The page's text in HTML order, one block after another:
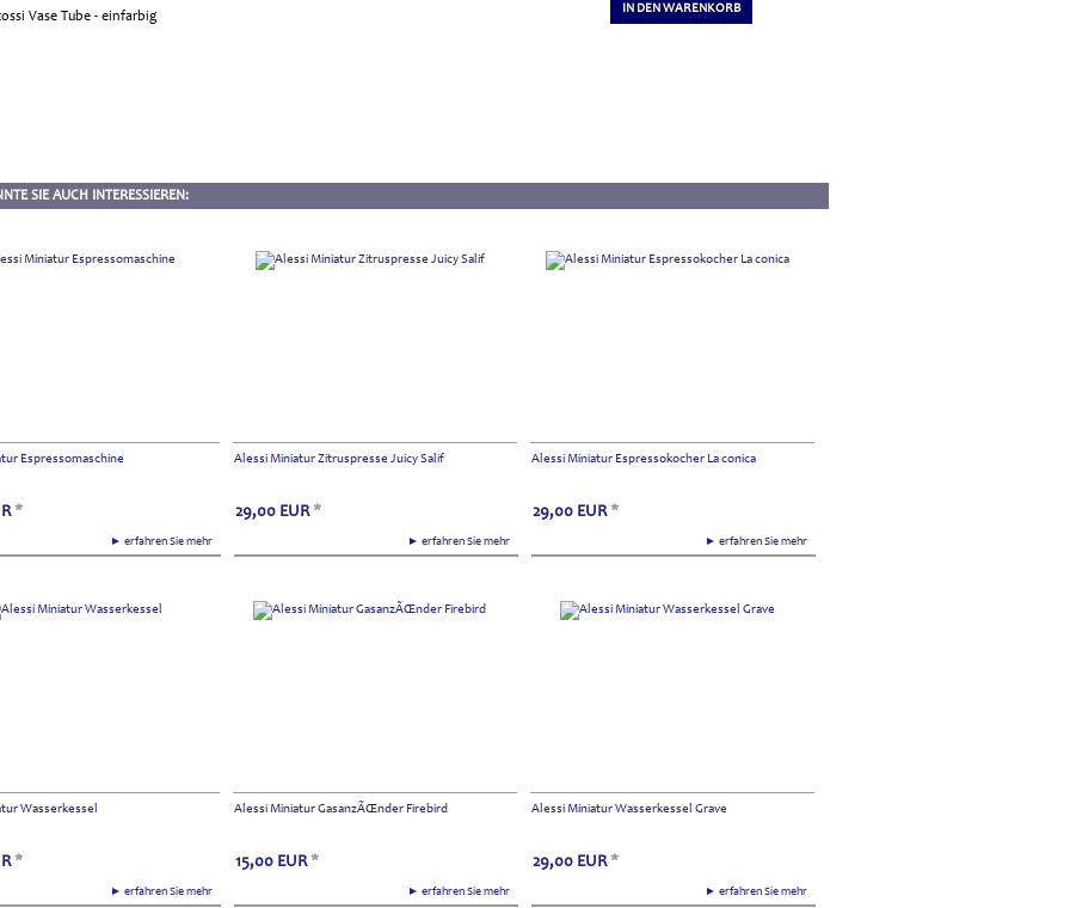
IN DEN WARENKORB
SIE AUCH INTERESSIEREN:
Espressomaschine
► erfahren Sie mehr
*
Alessi Miniatur Zitruspresse Juicy Salif
► erfahren Sie mehr
29,00 EUR *
Alessi Miniatur Espressokocher La conica
► erfahren Sie mehr
29,00 EUR *
Wasserkessel
► erfahren Sie mehr
*
Alessi Miniatur GasanzÃŒnder Firebird
► erfahren Sie mehr
15,00 EUR *
Alessi Miniatur Wasserkessel Grave
► erfahren Sie mehr
29,00 EUR *